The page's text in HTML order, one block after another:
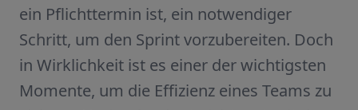
ein Pflichttermin ist, ein notwendiger
Schritt, um den Sprint vorzubereiten. Doch
in Wirklichkeit ist es einer der wichtigsten
Momente, um die Effizienz eines Teams zu